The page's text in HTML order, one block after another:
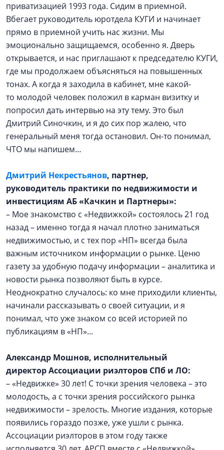
приватизацией 1993 года. Сидим в приемной.
Вбегает руководитель юротдела КУГИ и начинает
прямо в приемной учить нас жизни. Мы
эмоционально защищаемся, особенно я. Дверь
открывается, и нас приглашают к председателю КУГИ,
где мы продолжаем объясняться на повышенных
тонах. А когда я заходила в кабинет, мне какой-
то молодой человек положил в карман визитку и
попросил дать интервью на эту тему. Это был
Дмитрий Синочкин, и я до сих пор жалею, что
генеральный меня тогда остановил. Он-то понимал,
ЧТО мы напишем…
Дмитрий Некрестьянов, партнер,
руководитель практики по недвижимости и
инвестициям АБ «Качкин и Партнеры»:
– Мое знакомство с «Недвижкой» состоялось 21 год
назад – именно тогда я начал плотно заниматься
недвижимостью, и с тех пор «НП» всегда была
важным источником информации о рынке. Ценю
газету за удобную подачу информации – аналитика и
новости рынка позволяют быть в курсе.
Неоднократно случалось: ко мне приходили клиенты,
начинали рассказывать о своей ситуации, и я
понимал, что уже знаком со всей историей по
публикациям в «НП»...
Александр Мошнов, исполнительный
директор Ассоциации риэлторов СПб и ЛО:
– «Недвижке» 30 лет! С точки зрения человека – это
молодость, а с точки зрения российского рынка
недвижимости – зрелость. Многие издания, которые
появились гораздо позже, уже ушли с рынка.
Ассоциации риэлторов в этом году также